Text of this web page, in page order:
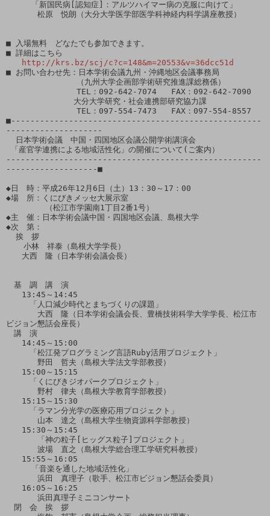
松原　悦朗（大分大学医学部医学科神経内科学講座教授）
■ 入場無料　どなたでも参加できます。
■ 詳細はこちら
http://krs.bz/scj/c?c=148&m=20553&v=36dcc51d
■ お問い合わせ先：日本学術会議九州・沖縄地区会議事務局
（九州大学企画部学術研究推進課総務係）
TEL：092-642-7074   FAX：092-642-7090
大分大学研究・社会連携部研究協力課
TEL：097-554-7473   FAX：097-554-8557
■----------------------------------------------------
--------------------
-----------------------------------------------------
-------------------■
◆日　時：平成26年12月6日（土）13：30～17：00
◆場　所：くにびきメッセ大展示室
（松江市学園南1丁目2番1号）
◆主　催：日本学術会議中国・四国地区会議、島根大学
◆次　第：
小林　祥泰（島根大学学長）
大西　隆（日本学術会議会長）
基　調　講　演
13:45～14:45
「人口減少時代とまちづくりの課題」
大西　隆（日本学術会議会長、豊橋技術科学大学学長、松江市
ビジョン懇話会座長）
講　演
14:45～15:00
「松江発プログラミング言語Ruby活用プロジェクト」
野田　哲夫（島根大学法文学部教授）
15:00～15:15
「くにびきジオパークプロジェクト」
野村　律夫（島根大学教育学部教授）
15:15～15:30
「ラマン分光学の医療応用プロジェクト」
山本　達之（島根大学生物資源科学部教授）
15:30～15:45
「神の粒子[ヒッグス粒子]プロジェクト」
波場　直之（島根大学総合理工学研究科教授）
15:55～16:05
浜田　真理子（歌手、松江市ビジョン懇話会委員）
16:05～16:25
浜田真理子ミニコンサート
閉　会　挨　拶